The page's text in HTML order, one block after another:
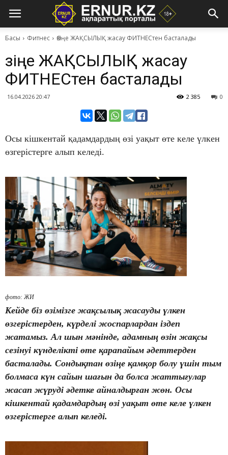
Басы Фитнес Өзіңе ЖАҚСЫЛЫҚ жасау ФИТНЕСтен басталады
Өзіңе ЖАҚСЫЛЫҚ жасау
ФИТНЕСтен басталады
16.04.2026 20:47 0
2 385
Осы кішкентай қадамдардың өзі уақыт өте келе үлкен
өзгерістерге алып келеді.
фото: ЖИ
Кейде біз өзімізге жақсылық жасауды үлкен
өзгерістерден, күрделі жоспарлардан іздеп
жатамыз. Ал шын мәнінде, адамның өзін жақсы
сезінуі күнделікті өте қарапайым әдеттерден
басталады. Сондықтан өзіңе қамқор болу үшін тым
болмаса күн сайын шағын да болса жаттығулар
жасап жүруді әдетке айналдырған жөн. Осы
кішкентай қадамдардың өзі уақыт өте келе үлкен
өзгерістерге алып келеді.